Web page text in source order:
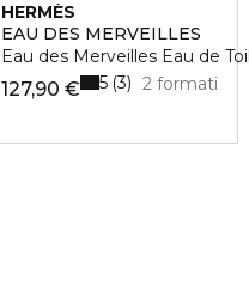
HERMÈS
EAU DES MERVEILLES
Eau des Merveilles Eau de
127,90 € 2 formati
5 3